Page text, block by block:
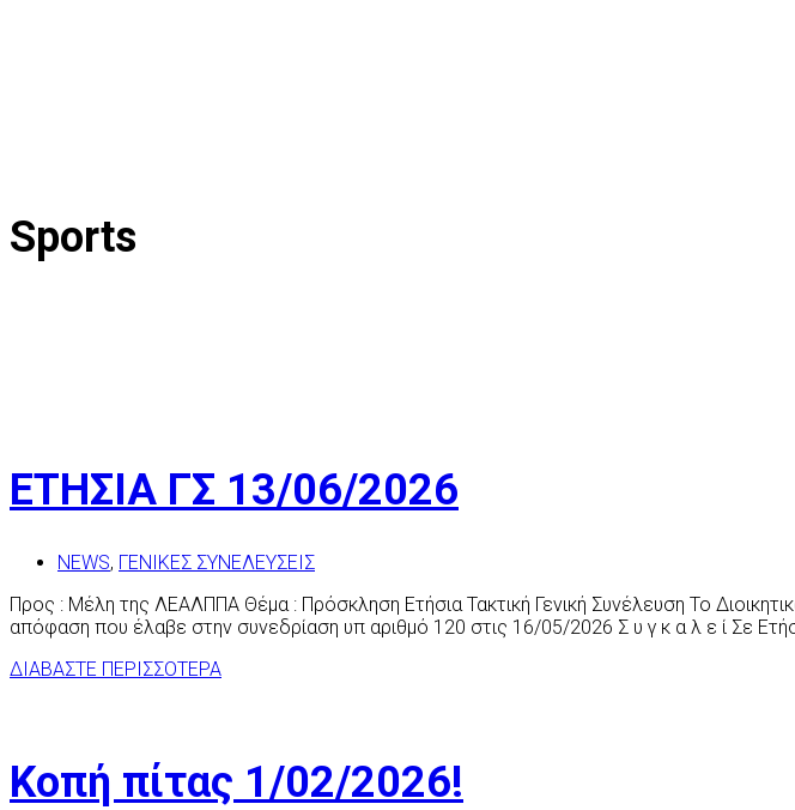
Sports
ΕΤΗΣΙΑ ΓΣ 13/06/2026
NEWS, ΓΕΝΙΚΕΣ ΣΥΝΕΛΕΥΣΕΙΣ
Προς : Μέλη της ΛΕΑΛΠΠΑ Θέμα : Πρόσκληση Ετήσια Τακτική Γενική Συνέλευση Το
απόφαση που έλαβε στην συνεδρίαση υπ αριθμό 120 στις 16/05/2026 Σ υ γ κ α λ ε ί Σε
ΔΙΑΒΑΣΤΕ ΠΕΡΙΣΣΟΤΕΡΑ
Κοπή πίτας 1/02/2026!